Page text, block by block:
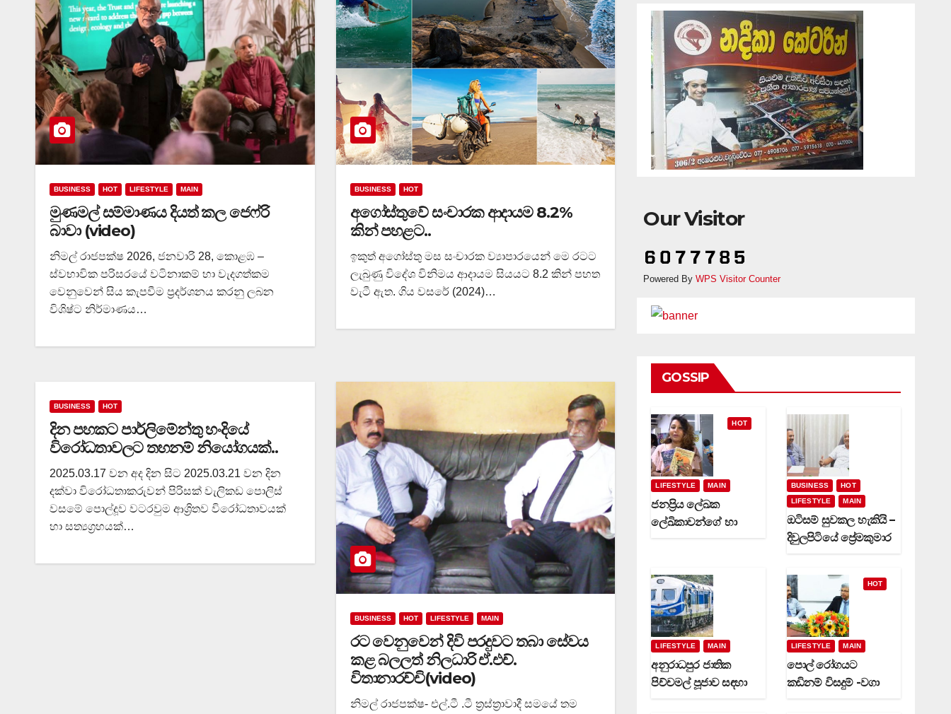
BUSINESS HOT LIFESTYLE MAIN
මුණමල් සම්මාණය දියත් කල ජෙෆ්රි
බාවා (video)
නිමල් රාජපක්ෂ 2026, ජනවාරි 28, කොළඹ –
ස්වභාවික පරිසරයේ වටිනාකම් හා වැදගත්කම
වෙනුවෙන් සිය කැපවීම ප්‍රදර්ශනය කරනු ලබන
විශිෂ්ට නිර්මාණය…
BUSINESS HOT
අගෝස්තුවේ සංචාරක ආදායම 8.2%
කින් පහළට..
ඉකුත් අගෝස්තු මස සංචාරක ව්‍යාපාරයෙන් මෙ රටට
ලැබුණු විදේශ විනිමය ආදායම සියයට 8.2 කින් පහත
වැටී ඇත. ගිය වසරේ (2024)…
BUSINESS HOT
දින පහකට පාර්ලිමේන්තු හංදියේ
විරෝධතාවලට තහනම් නියෝගයක්..
2025.03.17 වන අද දින සිට 2025.03.21 වන දින
දක්වා විරෝධතාකරුවන් පිරිසක් වැලිකඩ පොලිස්
වසමේ පොල්දූව වටරවුම ආශ්‍රිතව විරෝධතාවයක්
හා සත්‍යග්‍රහයක්…
BUSINESS HOT LIFESTYLE MAIN
රට වෙනුවෙන් දිවි පරදුවට තබා සේවය
කළ බලලත් නිලධාරි ඒ.එච්.
විතානාරච්චි(video)
නිමල් රාජපක්ෂ- එල්.ටී .ටී ත්‍රස්ත්‍රාවාදී සමයේ තම
Our Visitor
Powered ByWPS Visitor Counter
GOSSIP
HOT
LIFESTYLE MAIN
ජනප්‍රිය ලේඛක
ලේඛිකාවන්ගේ හා
දෙකක් (video)
BUSINESS
HOT
LIFESTYLE
MAIN
ඔටිසම් සුවකල හැකියි –
දිවුලපිටියේ ප්‍රේමකුමාර
LIFESTYLE MAIN
අනුරාධපුර ජාතික
පිච්චමල් පූජාව සඳහා
HOT
LIFESTYLE MAIN
පොල් රෝගයට
කඩිනම් විසදුම් -වගා